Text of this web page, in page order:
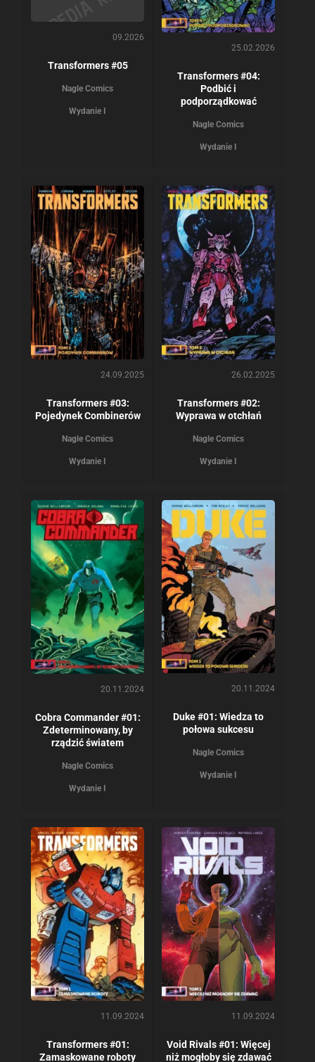
09.2026
Transformers #05
Nagle Comics
Wydanie I
25.02.2026
Transformers #04:
Podbić i
podporządkować
Nagle Comics
Wydanie I
24.09.2025
Transformers #03:
Pojedynek Combinerów
Nagle Comics
Wydanie I
26.02.2025
Transformers #02:
Wyprawa w otchłań
Nagle Comics
Wydanie I
20.11.2024
Cobra Commander #01:
Zdeterminowany, by
rządzić światem
Nagle Comics
Wydanie I
20.11.2024
Duke #01: Wiedza to
połowa sukcesu
Nagle Comics
Wydanie I
11.09.2024
Transformers #01:
Zamaskowane roboty
11.09.2024
Void Rivals #01: Więcej
niż mogłoby się zdawać